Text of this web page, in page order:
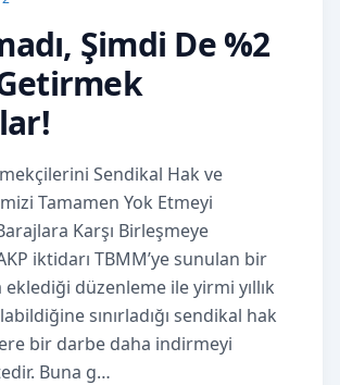
Şimdi De %2
Sendikal Hak ve
Tamamen Yok Etmeyi
Karşı Birleşmeye
iktidarı TBMM’ye sunulan bir
düzenleme ile yirmi yıllık
sınırladığı sendikal hak
bir darbe daha indirmeyi
Buna g…